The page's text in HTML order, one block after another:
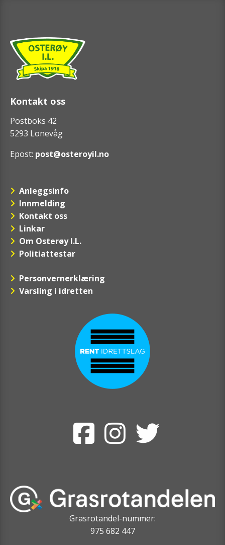
Kontakt oss
Postboks 42
5293 Lonevåg
Epost: post@osteroyil.no
Anleggsinfo
Innmelding
Kontakt oss
Linkar
Om Osterøy I.L.
Politiattestar
Personvernerklæring
Varsling i idretten
Grasrotandel-nummer:
975 682 447